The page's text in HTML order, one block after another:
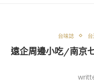
台味誌
遠企周邊小吃/南京